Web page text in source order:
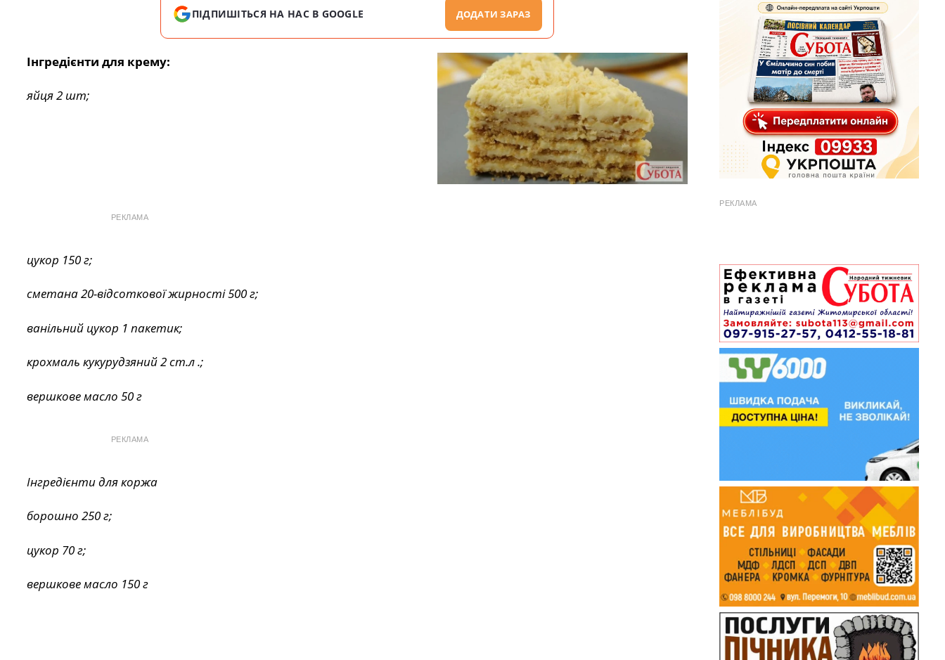
ПІДПИШІТЬСЯ НА НАС В GOOGLE ДОДАТИ ЗАРАЗ
Інгредієнти для крему:
яйця 2 шт;
РЕКЛАМА
цукор 150 г;
сметана 20-відсоткової жирності 500 г;
ванільний цукор 1 пакетик;
крохмаль кукурудзяний 2 ст.л .;
вершкове масло 50 г
РЕКЛАМА
Інгредієнти для коржа
борошно 250 г;
цукор 70 г;
вершкове масло 150 г
РЕКЛАМА